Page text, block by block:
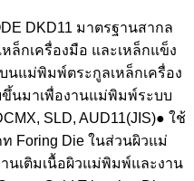
DKD11 มาตรฐานสากล
ล็กเครื่องมือ และเหล็กแข็ง
แม่พิมพ์ตระกูลเหล็กเครื่อง
นมาเพื่องานแม่พิมพ์ระบบ
SLD, AUD11(JIS)● ใช้
Foring Die ในส่วนผิวแม่
นเติมเนื้อผิวแม่พิมพ์และงาน